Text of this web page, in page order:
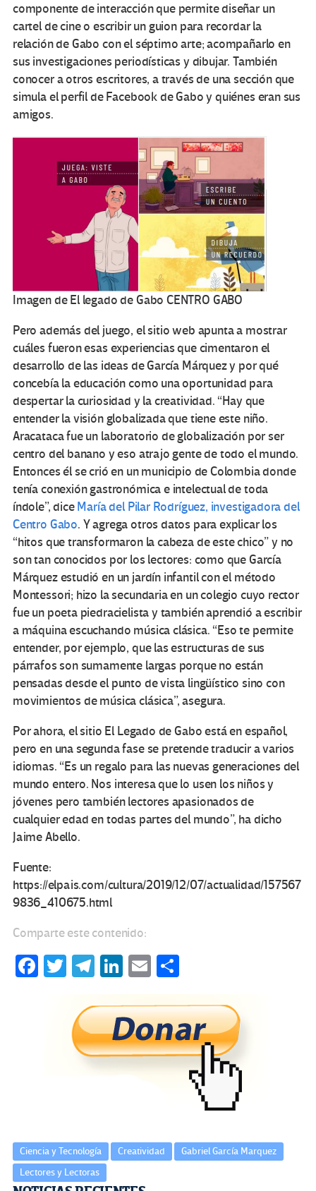
componente de interacción que permite diseñar un
cartel de cine o escribir un guion para recordar la
relación de Gabo con el séptimo arte; acompañarlo en
sus investigaciones periodísticas y dibujar. También
conocer a otros escritores, a través de una sección que
simula el perfil de Facebook de Gabo y quiénes eran sus
amigos.
Imagen de El legado de Gabo CENTRO GABO
Pero además del juego, el sitio web apunta a mostrar
cuáles fueron esas experiencias que cimentaron el
desarrollo de las ideas de García Márquez y por qué
concebía la educación como una oportunidad para
despertar la curiosidad y la creatividad. “Hay que
entender la visión globalizada que tiene este niño.
Aracataca fue un laboratorio de globalización por ser
centro del banano y eso atrajo gente de todo el mundo.
Entonces él se crió en un municipio de Colombia donde
tenía conexión gastronómica e intelectual de toda
índole”, diceMaría del Pilar Rodríguez, investigadora del
Centro Gabo. Y agrega otros datos para explicar los
“hitos que transformaron la cabeza de este chico” y no
son tan conocidos por los lectores: como que García
Márquez estudió en un jardín infantil con el método
Montessori; hizo la secundaria en un colegio cuyo rector
fue un poeta piedracielista y también aprendió a escribir
a máquina escuchando música clásica. “Eso te permite
entender, por ejemplo, que las estructuras de sus
párrafos son sumamente largas porque no están
pensadas desde el punto de vista lingüístico sino con
movimientos de música clásica”, asegura.
Por ahora, el sitio El Legado de Gabo está en español,
pero en una segunda fase se pretende traducir a varios
idiomas. “Es un regalo para las nuevas generaciones del
mundo entero. Nos interesa que lo usen los niños y
jóvenes pero también lectores apasionados de
cualquier edad en todas partes del mundo”, ha dicho
Jaime Abello.
Fuente:
https://elpais.com/cultura/2019/12/07/actualidad/157567
9836_410675.html
Comparte este contenido:
Fa T
tt
er
Te
gr
a
m
Li
ke
dI
n
E
ail m
p
ar
tir
Ciencia y Tecnología Creatividad
Gabriel García Marquez
Lectores y Lectoras